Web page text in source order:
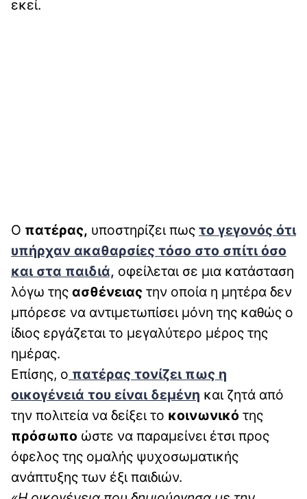
εκεί.
Ο πατέρας, υποστηρίζει πως το γεγονός ότι
υπήρχαν ακαθαρσίες τόσο στο σπίτι όσο
και στα παιδιά, οφείλεται σε μια κατάσταση
λόγω της ασθένειας την οποία η μητέρα δεν
μπόρεσε να αντιμετωπίσει μόνη της καθώς ο
ίδιος εργάζεται το μεγαλύτερο μέρος της
ημέρας.
Επίσης, ο πατέρας τονίζει πως η
οικογένειά του είναι δεμένη και ζητά από
την πολιτεία να δείξει το κοινωνικό της
πρόσωπο ώστε να παραμείνει έτσι προς
όφελος της ομαλής ψυχοσωματικής
ανάπτυξης των έξι παιδιών.